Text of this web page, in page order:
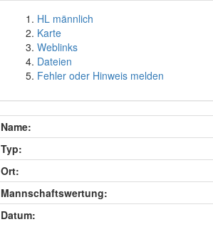
HL männlich
Karte
Weblinks
Dateien
Fehler oder Hinweis melden
Name:
Typ:
Ort:
Mannschaftswertung:
Datum: